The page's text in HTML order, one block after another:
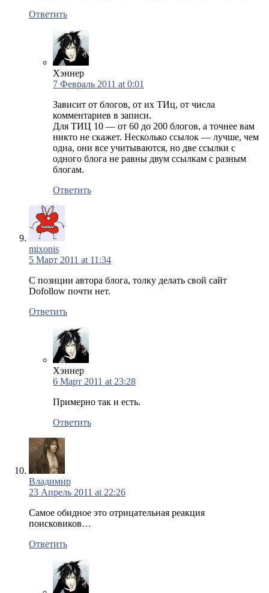
Ответить
Хэннер
7 Февраль 2011 at 0:01
Зависит от блогов, от их ТИц, от числа
комментариев в записи.
Для ТИЦ 10 — от 60 до 200 блогов, а точнее вам
никто не скажет. Несколько ссылок — лучше, чем
одна, они все учитываются, но две ссылки с
одного блога не равны двум ссылкам с разным
блогам.
Ответить
mixonis
5 Март 2011 at 11:34
С позиции автора блога, толку делать свой сайт
Dofollow почти нет.
Ответить
Хэннер
6 Март 2011 at 23:28
Примерно так и есть.
Ответить
Владимир
23 Апрель 2011 at 22:26
Самое обидное это отрицательная реакция
поисковиков…
Ответить